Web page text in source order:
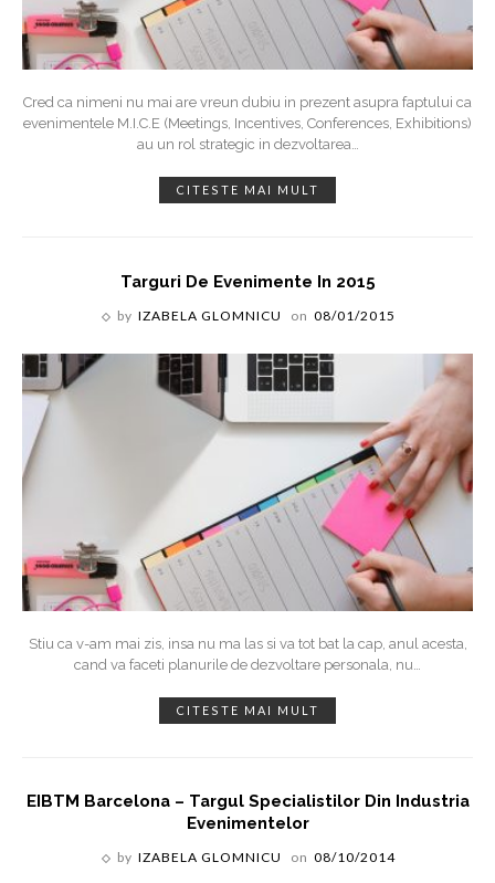
Cred ca nimeni nu mai are vreun dubiu in prezent asupra faptului ca
evenimentele M.I.C.E (Meetings, Incentives, Conferences, Exhibitions)
au un rol strategic in dezvoltarea
CITESTE MAI MULT
Targuri De Evenimente In 2015
by IZABELA GLOMNICU on 08/01/2015
Stiu ca v-am mai zis, insa nu ma las si va tot bat la cap, anul acesta,
cand va faceti planurile de dezvoltare personala, nu…
CITESTE MAI MULT
EIBTM Barcelona – Targul Specialistilor Din Industria
Evenimentelor
by IZABELA GLOMNICU on 08/10/2014